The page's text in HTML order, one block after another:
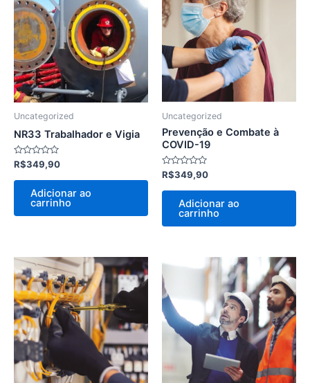
Uncategorized
NR33 Trabalhador e Vigia
Avaliação
0
de
R$349,90
Adicionar ao
carrinho
Uncategorized
Prevenção e Combate à
COVID-19
Avaliação
0
de
R$349,90
Adicionar ao
carrinho